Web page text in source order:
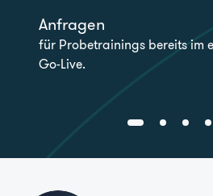
Anfragen
für Probetrainings bereits im
Go-Live.